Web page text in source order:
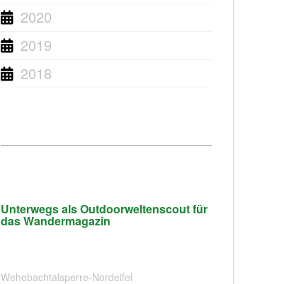
2020
2019
2018
Unterwegs als Outdoorweltenscout für
das Wandermagazin
Wehebachtalsperre-Nordeifel